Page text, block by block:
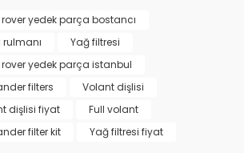
yedek parça bostancı
rulmanı
Yağ filtresi
yedek parça istanbul
filters
Volant dişlisi
dişlisi fiyat
Full volant
filter kit
Yağ filtresi fiyat